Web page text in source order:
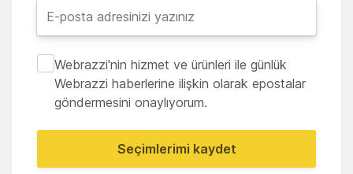
Webrazzi'nin hizmet ve ürünleri ile günlük
Webrazzi haberlerine ilişkin olarak epostalar
göndermesini onaylıyorum.
Seçimlerimi kaydet